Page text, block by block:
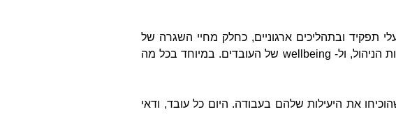
תפקיד ובתהליכים ארגוניים, כחלק מחיי השגרה של
הניהול, ול- wellbeing של העובדים. במיוחד בכל מה
את היעילות שלהם בעבודה. היום כל עובד, ודאי